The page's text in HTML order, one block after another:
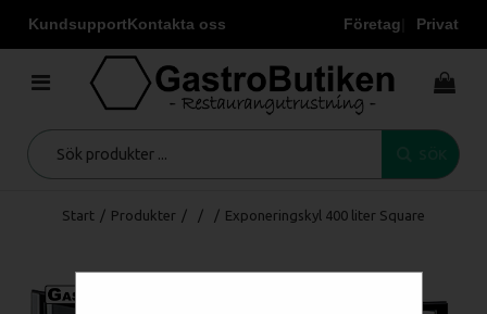
KundsupportKontakta oss Företag Privat
Start / Produkter / / / Exponeringskyl 400 liter Square